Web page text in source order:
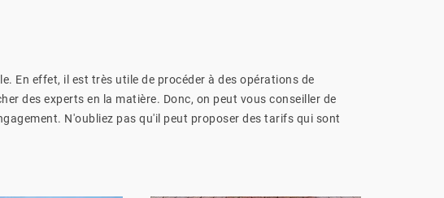
En effet, il est très utile de procéder à des opérations de
des experts en la matière. Donc, on peut vous conseiller de
N'oubliez pas qu'il peut proposer des tarifs qui sont